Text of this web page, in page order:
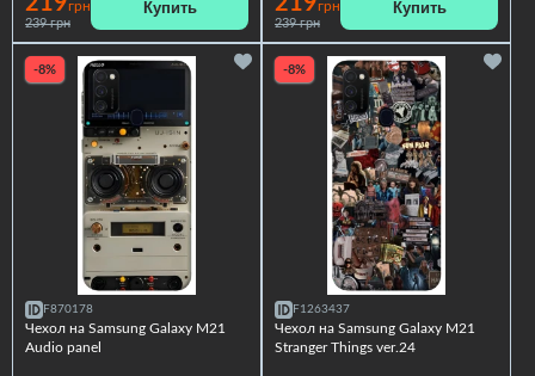
грн
239 грн
Купить грн
239 грн
Купить
-8%
F870178
Чехол на Samsung Galaxy M21
Audio panel
-8%
F1263437
Чехол на Samsung Galaxy M21
Stranger Things ver.24